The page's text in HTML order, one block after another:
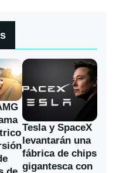
Tesla y SpaceX
levantarán una
fábrica de chips
gigantesca con